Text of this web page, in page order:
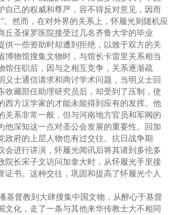
自己的权威和尊严，容不得反对意见，因而
。然而，在对外界的关系上，怀履光则随机应
丘圣保罗医院接受过几名齐鲁大学的毕业
供一些资助时却遭到拒绝，以致于双方的关
博物馆搜集文物时，与馆长卡雷里关系相当
馆任职后，因与之相互竞争，关系逐渐疏
义士通信请求和商讨学术问题，当明义士回
收藏部任助理研究员后，却受到了压制，使
西方汉学家的才能未能得到应有的发挥。他
关系非常一般，但与河南地方官员和军阀的
他深知这一点对圣公会发展的重要性。回加
政府的上层人物也有过交往。抗日战争期
会进行讲演，怀履光闻讯后将其请到多伦多
院长宋子文访问加拿大时，从怀履光手里接
证书。这种交往，巩固和提高了怀履光个人
督教到大肆搜集中国文物，从醉心于基督
文化，走了一条与其他来华传教士大不相同